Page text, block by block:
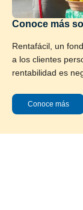
Conoce más
Rentafácil, un
a los clientes
rentabilidad es
Conoce más